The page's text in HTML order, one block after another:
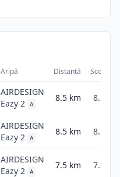
Aripă Distanță Scor
AIRDESIGN
Eazy 2 A
8.5 km 8.5
AIRDESIGN
Eazy 2 A
8.5 km 8.5
AIRDESIGN
Eazy 2 A
7.5 km 7.5